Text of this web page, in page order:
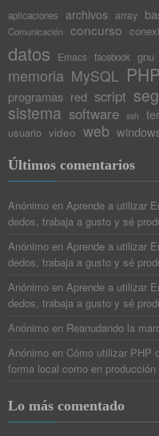
aplicaciones archivos array
Comunicación concurso
datos Emacs facebook gnu
memoria MySQL PHP
programas red script
sistema software ssh
usuario video web
Últimos comentarios
Anónimo en Aprende a utilizar
dedos, trabaja a gusto y sé
Anónimo en Aprende a utilizar
dedos, trabaja a gusto y sé
Anónimo en Aprende a utilizar
dedos, trabaja a gusto y sé
Anónimo en Reanudando la
Anónimo en Cómo utilizar PHP
forma local como en producción
Lo más comentado